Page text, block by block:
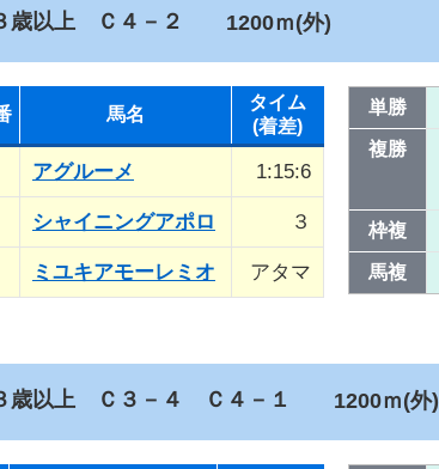
歳以上 Ｃ４－２ 1200ｍ(外)
馬名
タイム
(着差)
アグルーメ 1:15:6
シャイニングアポロ ３
ミユキアモーレミオ アタマ
単勝
複勝
枠複
馬複
歳以上 Ｃ３－４ Ｃ４－１ 1200ｍ(外)